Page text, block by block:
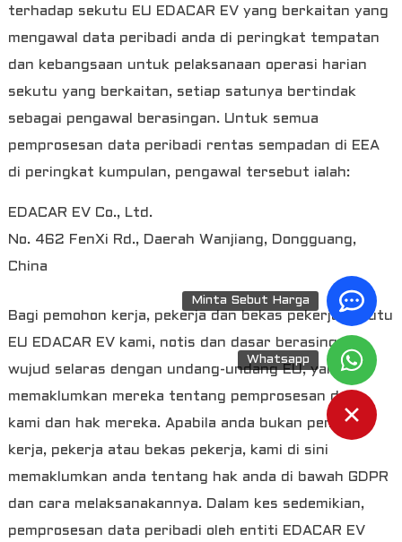
Minta Sebut Harga
Whatsapp
terhadap sekutu EU EDACAR EV yang berkaitan yang
mengawal data peribadi anda di peringkat tempatan
dan kebangsaan untuk pelaksanaan operasi harian
sekutu yang berkaitan, setiap satunya bertindak
sebagai pengawal berasingan. Untuk semua
pemprosesan data peribadi rentas sempadan di EEA
di peringkat kumpulan, pengawal tersebut ialah:
EDACAR EV Co., Ltd.
No. 462 FenXi Rd., Daerah Wanjiang, Dongguang,
China
Bagi pemohon kerja, pekerja dan bekas pekerja sekutu
EU EDACAR EV kami, notis dan dasar berasingan
wujud selaras dengan undang-undang EU, yang
memaklumkan mereka tentang pemprosesan data
kami dan hak mereka. Apabila anda bukan pemohon
kerja, pekerja atau bekas pekerja, kami di sini
memaklumkan anda tentang hak anda di bawah GDPR
dan cara melaksanakannya. Dalam kes sedemikian,
pemprosesan data peribadi oleh entiti EDACAR EV